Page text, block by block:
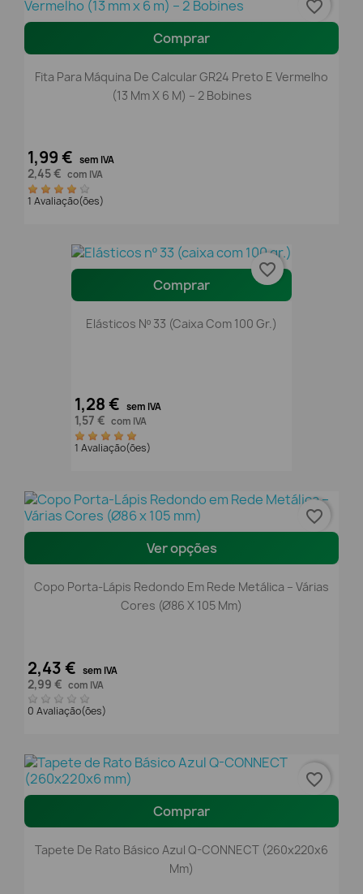
Comprar
Fita Para Máquina De Calcular GR24 Preto E Vermelho
(13 Mm X 6 M) – 2 Bobines
1,99 € sem IVA
2,45 € com IVA
1 Avaliação(ões)
favorite_border
Comprar
Elásticos Nº 33 (caixa Com 100 Gr.)
1,28 € sem IVA
1,57 € com IVA
1 Avaliação(ões)
favorite_border
Ver opções
Copo Porta-Lápis Redondo Em Rede Metálica – Várias
Cores (Ø86 X 105 Mm)
2,43 € sem IVA
2,99 € com IVA
0 Avaliação(ões)
favorite_border
Comprar
Tapete De Rato Básico Azul Q-CONNECT (260x220x6
Mm)
favorite_border